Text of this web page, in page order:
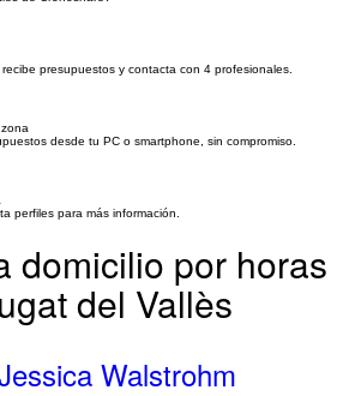
presupuestos y contacta con 4 profesionales.
desde tu PC o smartphone, sin compromiso.
perfiles para más información.
domicilio por horas
del Vallès
Walstrohm